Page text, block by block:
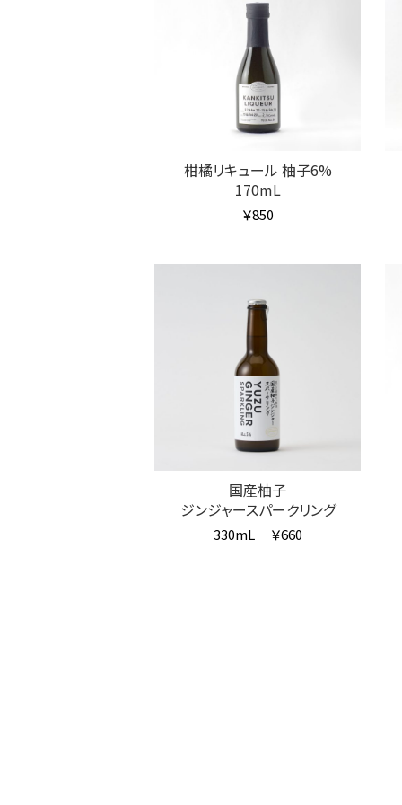
柑橘リキュール 柚子6%
170mL
￥850
国産柚子
ジンジャースパークリング
330mL ￥660